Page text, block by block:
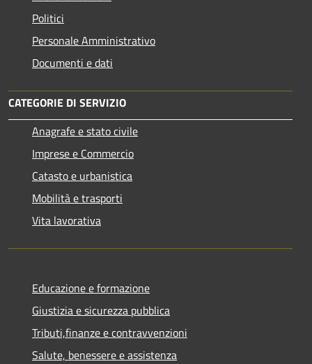
Politici
Personale Amministrativo
Documenti e dati
CATEGORIE DI SERVIZIO
Anagrafe e stato civile
Imprese e Commercio
Catasto e urbanistica
Mobilità e trasporti
Vita lavorativa
Educazione e formazione
Giustizia e sicurezza pubblica
Tributi,finanze e contravvenzioni
Salute, benessere e assistenza